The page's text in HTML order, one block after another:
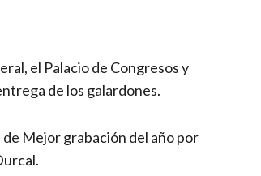
el Palacio de Congresos y
de los galardones.
Mejor grabación del año por